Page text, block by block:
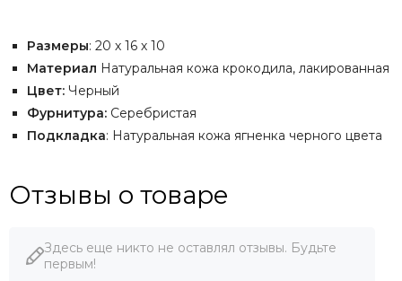
Размеры: 20 х 16 х 10
Материал Натуральная кожа крокодила, лакированная
Цвет: Черный
Фурнитура: Серебристая
Подкладка: Натуральная кожа ягненка черного цвета
Отзывы о товаре
Здесь еще никто не оставлял отзывы. Будьте
первым!